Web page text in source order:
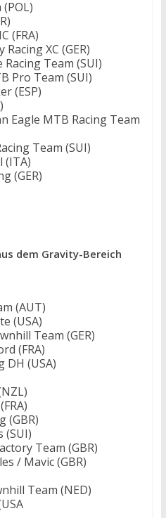
(FRA)
XC (GER)
Team (SUI)
Pro Team (SUI)
(ESP)
Eagle MTB Racing Team
Team (SUI)
(ITA)
(GER)
dem Gravity-Bereich
(AUT)
(USA)
Team (GER)
(FRA)
DH (USA)
(GBR)
(SUI)
Team (GBR)
/ Mavic (GBR)
Team (NED)